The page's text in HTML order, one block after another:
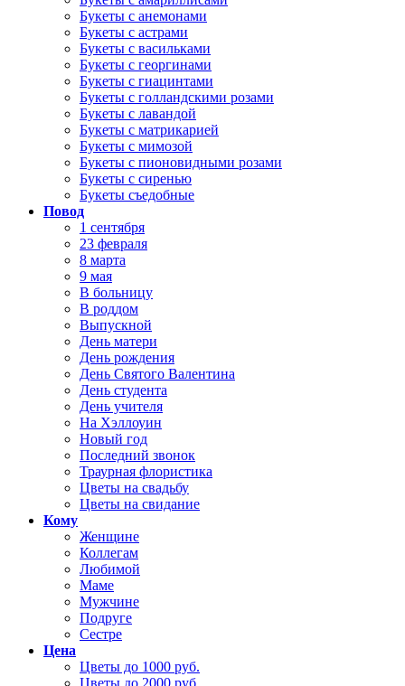
Букеты с анемонами
Букеты с астрами
Букеты с васильками
Букеты с георгинами
Букеты с гиацинтами
Букеты с голландскими розами
Букеты с лавандой
Букеты с матрикарией
Букеты с мимозой
Букеты с пионовидными розами
Букеты с сиренью
Букеты съедобные
Повод
1 сентября
23 февраля
8 марта
9 мая
В больницу
В роддом
Выпускной
День матери
День рождения
День Святого Валентина
День студента
День учителя
На Хэллоуин
Новый год
Последний звонок
Траурная флористика
Цветы на свадьбу
Цветы на свидание
Кому
Женщине
Коллегам
Любимой
Маме
Мужчине
Подруге
Сестре
Цена
Цветы до 1000 руб.
Цветы до 2000 руб.